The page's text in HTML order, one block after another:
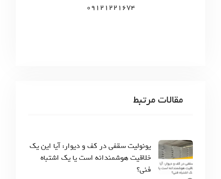
09121221674
مقالات مرتبط
یونولیت سقفی در کف و دیوار: آیا این یک
خلاقیت هوشمندانه است یا یک اشتباه
فنی؟